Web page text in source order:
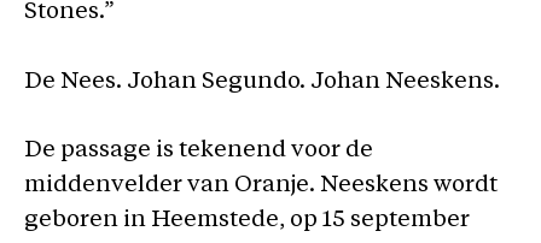
Stones.”
De Nees. Johan Segundo. Johan Neeskens.
De passage is tekenend voor de
middenvelder van Oranje. Neeskens wordt
geboren in Heemstede, op 15 september